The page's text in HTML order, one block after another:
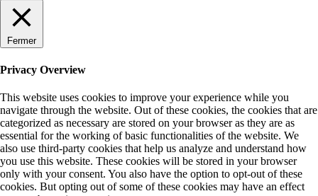
Fermer
Privacy Overview
This website uses cookies to improve your experience while you
navigate through the website. Out of these cookies, the cookies that are
categorized as necessary are stored on your browser as they are as
essential for the working of basic functionalities of the website. We
also use third-party cookies that help us analyze and understand how
you use this website. These cookies will be stored in your browser
only with your consent. You also have the option to opt-out of these
cookies. But opting out of some of these cookies may have an effect